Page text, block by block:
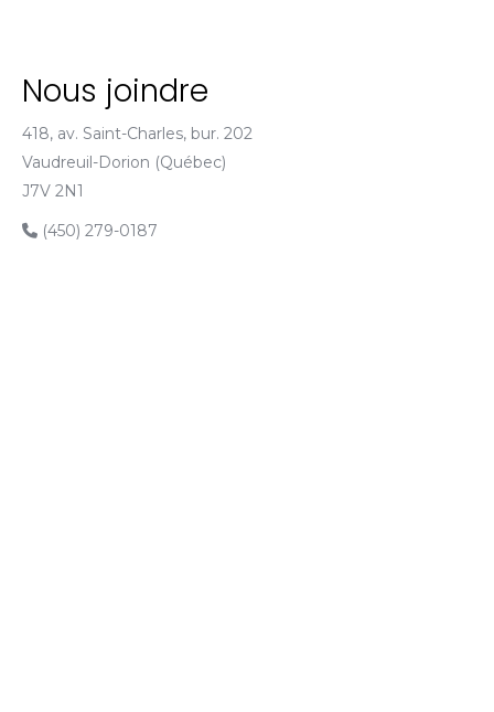
Nous joindre
418, av. Saint-Charles, bur. 202
Vaudreuil-Dorion (Québec)
J7V 2N1
(450) 279-0187